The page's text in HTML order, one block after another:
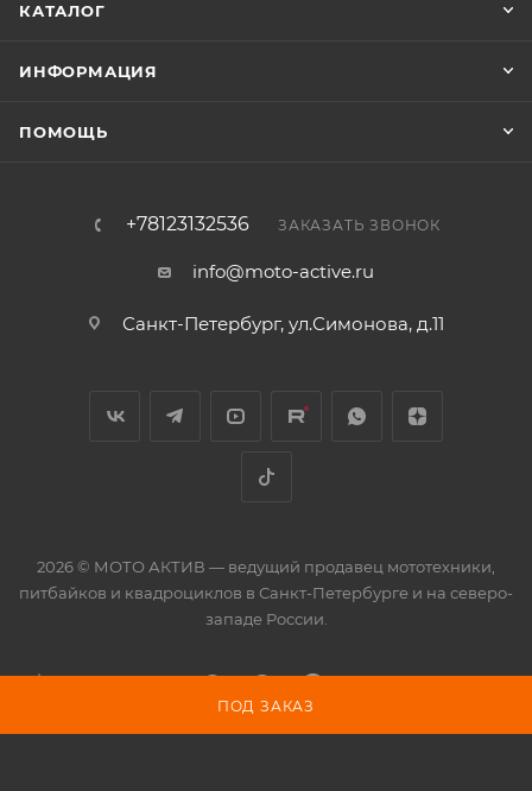
ПОД ЗАКАЗ
КАТАЛОГ
ИНФОРМАЦИЯ
ПОМОЩЬ
+78123132536 ЗАКАЗАТЬ ЗВОНОК
info@moto-active.ru
Санкт-Петербург, ул.Симонова, д.11
2026 © МОТО АКТИВ — ведущий продавец мототехники,
питбайков и квадроциклов в Санкт-Петербурге и на северо-
западе России.